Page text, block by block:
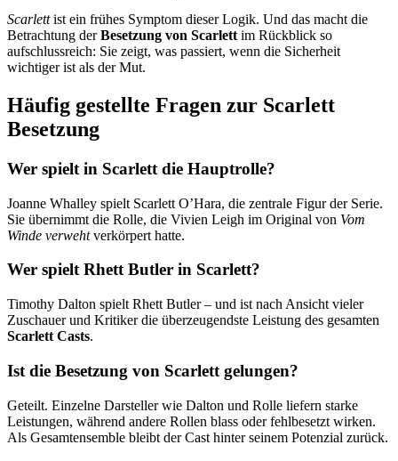
Scarlettist ein frühes Symptom dieser Logik. Und das macht die
Betrachtung derBesetzung von Scarlett im Rückblick so
aufschlussreich: Sie zeigt, was passiert, wenn die Sicherheit
wichtiger ist als der Mut.
Häufig gestellte Fragen zur Scarlett
Besetzung
Wer spielt in Scarlett die Hauptrolle?
Joanne Whalley spielt Scarlett O’Hara, die zentrale Figur der Serie.
Sie übernimmt die Rolle, die Vivien Leigh im Original von Vom
Winde verwehtverkörpert hatte.
Wer spielt Rhett Butler in Scarlett?
Timothy Dalton spielt Rhett Butler – und ist nach Ansicht vieler
Zuschauer und Kritiker die überzeugendste Leistung des gesamten
Scarlett Casts.
Ist die Besetzung von Scarlett gelungen?
Geteilt. Einzelne Darsteller wie Dalton und Rolle liefern starke
Leistungen, während andere Rollen blass oder fehlbesetzt wirken.
Als Gesamtensemble bleibt der Cast hinter seinem Potenzial zurück.